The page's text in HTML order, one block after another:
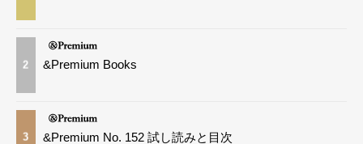
2 &Premium Books
3 &Premium No. 152 試し読みと目次